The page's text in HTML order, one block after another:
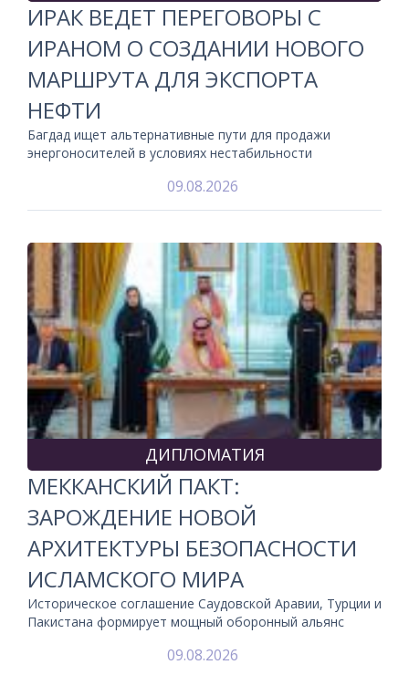
ИРАК ВЕДЕТ ПЕРЕГОВОРЫ С
ИРАНОМ О СОЗДАНИИ НОВОГО
МАРШРУТА ДЛЯ ЭКСПОРТА
НЕФТИ
Багдад ищет альтернативные пути для продажи
энергоносителей в условиях нестабильности
09.08.2026
ДИПЛОМАТИЯ
МЕККАНСКИЙ ПАКТ:
ЗАРОЖДЕНИЕ НОВОЙ
АРХИТЕКТУРЫ БЕЗОПАСНОСТИ
ИСЛАМСКОГО МИРА
Историческое соглашение Саудовской Аравии, Турции и
Пакистана формирует мощный оборонный альянс
09.08.2026